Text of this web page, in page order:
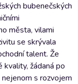
bubenečských
města, vilami
se skrývala
talent. Že
kvality, žádaná po
s rozvojem